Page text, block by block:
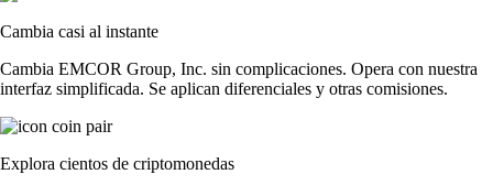
Cambia casi al instante
Cambia EMCOR Group, Inc. sin complicaciones. Opera con nuestra
interfaz simplificada. Se aplican diferenciales y otras comisiones.
Explora cientos de criptomonedas